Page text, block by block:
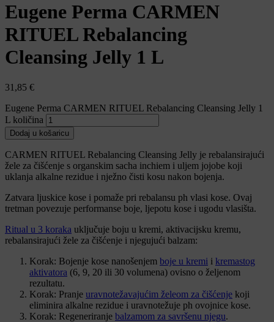
Eugene Perma CARMEN
RITUEL Rebalancing
Cleansing Jelly 1 L
31,85 €
Eugene Perma CARMEN RITUEL Rebalancing Cleansing Jelly 1
L količina
Dodaj u košaricu
CARMEN RITUEL Rebalancing Cleansing Jelly je rebalansirajući
žele za čišćenje s organskim sacha inchiem i uljem jojobe koji
uklanja alkalne rezidue i nježno čisti kosu nakon bojenja.
Zatvara ljuskice kose i pomaže pri rebalansu ph vlasi kose. Ovaj
tretman povezuje performanse boje, ljepotu kose i ugodu vlasišta.
Ritual u 3 koraka uključuje boju u kremi, aktivacijsku kremu,
rebalansirajući žele za čišćenje i njegujući balzam:
Korak: Bojenje kose nanošenjem boje u kremi i kremastog
aktivatora (6, 9, 20 ili 30 volumena) ovisno o željenom
rezultatu.
Korak: Pranje uravnotežavajućim želeom za čišćenje koji
eliminira alkalne rezidue i uravnotežuje ph ovojnice kose.
Korak: Regeneriranje balzamom za savršenu njegu.